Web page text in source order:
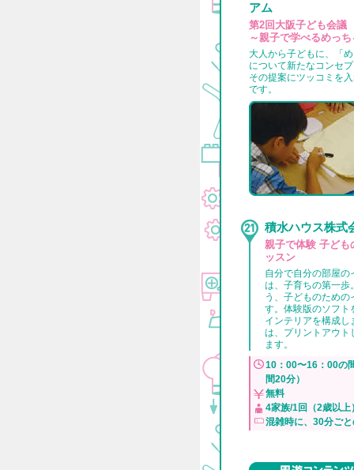
アム
第2回大阪子ども会議
～親子で学べるめっ
大人から子どもに、「
について新たなコンセ
その提案にツッコミを
です。
積水ハウス株式
親子で体験 子ども
ッスン
自分で自分の部屋の
は、子育ちの第一歩
う、子どものため
す。体験版のソフト
インテリアを構成し
は、プリントアウト
ます。
10：00〜16：00の
間20分）
無料
4家族/1回（2歳以上
混雑時に、30分ご